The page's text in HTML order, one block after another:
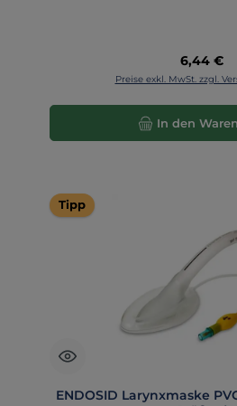
6,44 €
Preise exkl. MwSt. zzgl.
In den
Tipp
ENDOSID Larynxmaske